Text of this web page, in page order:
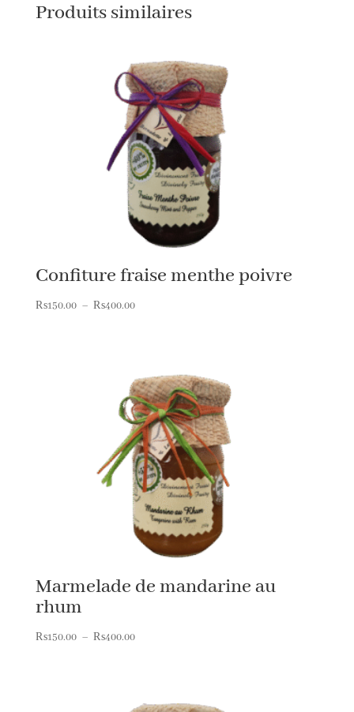
Produits similaires
Confiture fraise menthe poivre
₨150.00 – ₨400.00Plage
à
₨400.00
Marmelade de mandarine au
rhum
₨150.00 – ₨400.00Plage